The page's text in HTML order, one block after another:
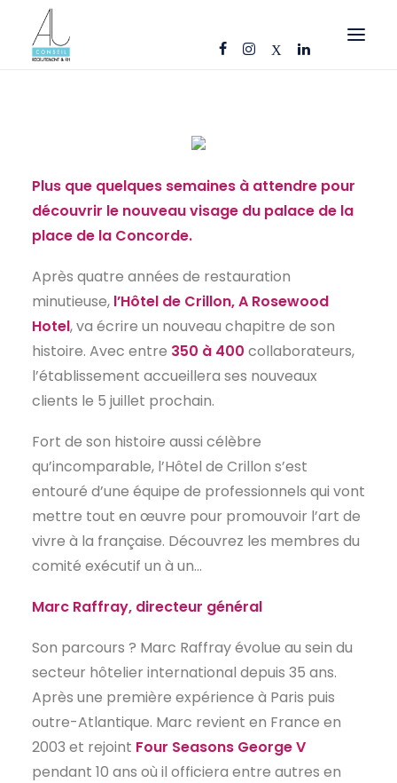
NOS FICHES MÉTIERS
AJ CONSEIL
RÉFÉRENCES
ACTUS
CONTACT
Plus que quelques semaines à attendre pour
découvrir le nouveau visage du palace de la
place de la Concorde.
Après quatre années de restauration
minutieuse, l’Hôtel de Crillon, A Rosewood
Hotel, va écrire un nouveau chapitre de son
histoire. Avec entre 350 à 400 collaborateurs,
l’établissement accueillera ses nouveaux
clients le 5 juillet prochain.
Fort de son histoire aussi célèbre
qu’incomparable, l’Hôtel de Crillon s’est
entouré d’une équipe de professionnels qui vont
mettre tout en œuvre pour promouvoir l’art de
vivre à la française. Découvrez les membres du
comité exécutif un à un…
Marc Raffray, directeur général
Son parcours ? Marc Raffray évolue au sein du
secteur hôtelier international depuis 35 ans.
Après une première expérience à Paris puis
outre-Atlantique. Marc revient en France en
2003 et rejoint Four Seasons George V
pendant 10 ans où il officiera entre autres en